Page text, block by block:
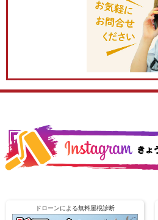
ドローンによる無料屋根診断